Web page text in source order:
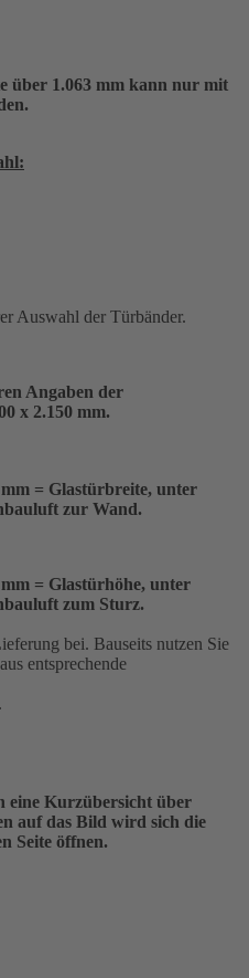
über 1.063 mm kann nur mit
Auswahl der Türbänder.
Angaben der
x 2.150 mm.
= Glastürbreite, unter
zur Wand.
= Glastürhöhe, unter
zum Sturz.
bei. Bauseits nutzen Sie
entsprechende
eine Kurzübersicht über
auf das Bild wird sich die
Seite öffnen.